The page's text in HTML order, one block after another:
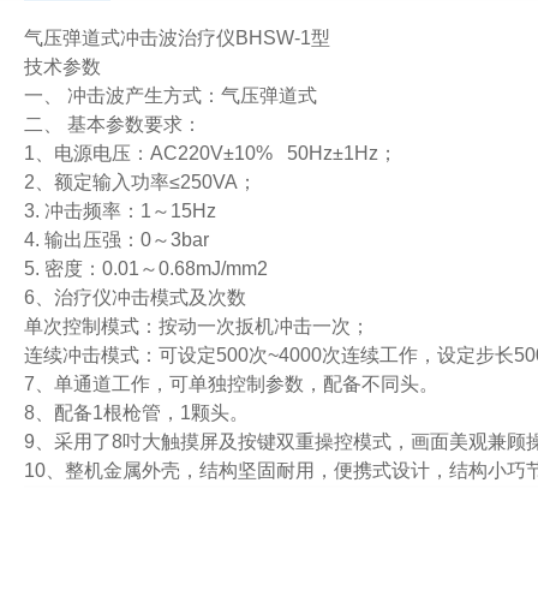
气压弹道式冲击波治疗仪BHSW-1型
技术参数
一、 冲击波产生方式：气压弹道式
二、 基本参数要求：
1、电源电压：AC220V±10% 50Hz±1Hz；
2、额定输入功率≤250VA；
3. 冲击频率：1～15Hz
4. 输出压强：0～3bar
5. 密度：0.01～0.68mJ/mm2
6、治疗仪冲击模式及次数
单次控制模式：按动一次扳机冲击一次；
连续冲击模式：可设定500次~4000次连续工作，设定步长
7、单通道工作，可单独控制参数，配备不同头。
8、配备1根枪管，1颗头。
9、采用了8吋大触摸屏及按键双重操控模式，画面美观兼顾
10、整机金属外壳，结构坚固耐用，便携式设计，结构小巧